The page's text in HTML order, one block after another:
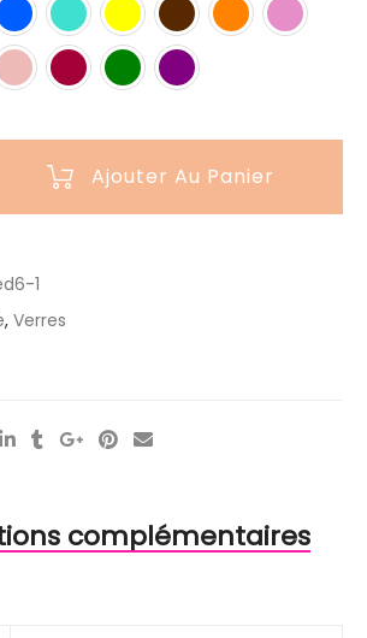
Ajouter Au Panier
1
, Verres
complémentaires